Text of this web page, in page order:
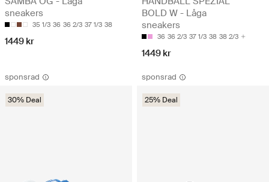
sneakers
35 1/3 36 36 2/3 37 1/3 38
1449 kr
BOLD W - Låga
sneakers
36 36 2/3 37 1/3 38 38 2/3
1449 kr
sponsrad
30% Deal
sponsrad
25% Deal